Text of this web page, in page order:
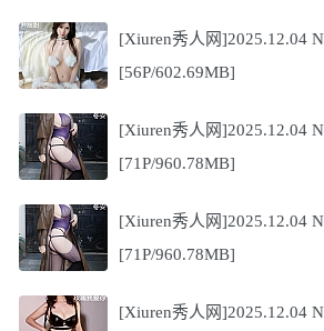
[Xiuren秀人网]2025.12.04
[56P/602.69MB]
[Xiuren秀人网]2025.12.04
[71P/960.78MB]
[Xiuren秀人网]2025.12.04
[71P/960.78MB]
[Xiuren秀人网]2025.12.04